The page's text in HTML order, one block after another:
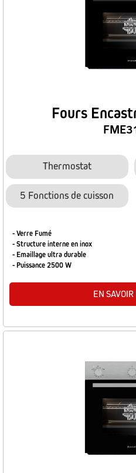
Fours
Thermostat
5 Fonctions de cuisson
- Verre Fumé
- Structure interne en inox
- Emaillage ultra durable
- Puissance 2500 W
EN SAVOIR